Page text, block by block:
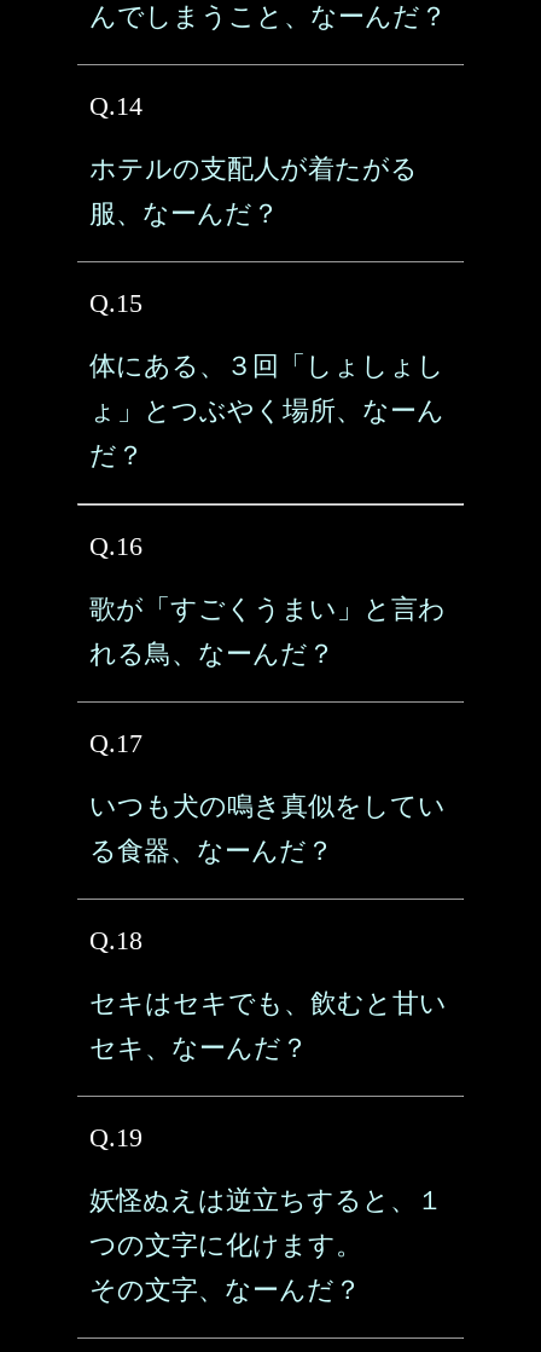
んでしまうこと、なーんだ？
Q.14
ホテルの支配人が着たがる
服、なーんだ？
Q.15
体にある、３回「しょしょし
ょ」とつぶやく場所、なーん
だ？
Q.16
歌が「すごくうまい」と言わ
れる鳥、なーんだ？
Q.17
いつも犬の鳴き真似をしてい
る食器、なーんだ？
Q.18
セキはセキでも、飲むと甘い
セキ、なーんだ？
Q.19
妖怪ぬえは逆立ちすると、１
つの文字に化けます。
その文字、なーんだ？